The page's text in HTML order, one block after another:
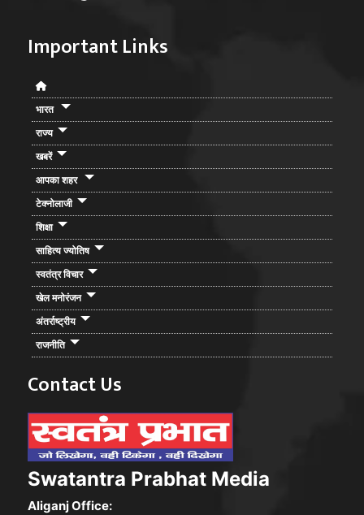
Important Links
भारत
राज्य
खबरें
आपका शहर
टेक्नोलाजी
शिक्षा
साहित्य ज्योतिष
स्वतंत्र विचार
खेल मनोरंजन
अंतर्राष्ट्रीय
राजनीति
Contact Us
Swatantra Prabhat Media
Aliganj Office: